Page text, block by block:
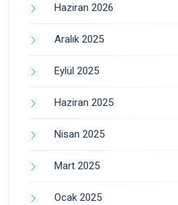
Haziran 2026
Aralık 2025
Eylül 2025
Haziran 2025
Nisan 2025
Mart 2025
Ocak 2025